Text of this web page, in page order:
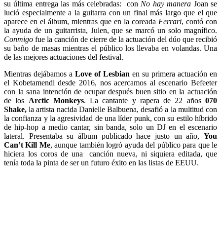
su última entrega las más celebradas:
con No hay manera Joan se
lució especialmente a la guitarra con un final más largo que el que
aparece en el álbum, mientras que en la coreada Ferrari, contó con
la ayuda de un guitarrista, Julen, que se marcó un solo magnífico.
Conmigo fue la canción de cierre de la actuación del dúo que recibió
su baño de masas mientras el público los llevaba en volandas. Una
de las mejores actuaciones del festival.
Mientras dejábamos a Love of Lesbian en su primera actuación en
el Kobetamendi desde 2016, nos acercamos al escenario Befeeter
con la sana intención de ocupar después buen sitio en la actuación
de los Arctic Monkeys.La cantante y rapera de 22 años070
Shake,la artista nacida Danielle Balbuena, desafió a la multitud con
la confianza y la agresividad de una líder punk, con su estilo híbrido
de hip-hop a medio cantar, sin banda, solo un DJ en el escenario
lateral. Presentaba su álbum publicado hace justo un año, You
Can’t Kill Me, aunque también logró ayuda del público para que le
hiciera los coros de una canción nueva, ni siquiera editada, que
tenía toda la pinta de ser un futuro éxito en las listas de EEUU.